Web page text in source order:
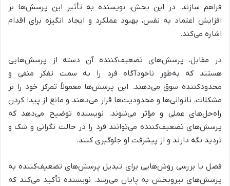
فراهم سازند. در این بخش، نویسنده به تأثیر این پرسش‌ها بر
افزایش اعتماد به نفس، بهبود عملکرد و ایجاد انگیزه برای اقدام
اشاره می‌کند.
در مقابل، پرسش‌های تضعیف‌کننده آن دسته از پرسش‌هایی
هستند که به‌طور ناخودآگاه فرد را به سمت تفکر منفی و
محدودکننده سوق می‌دهند. این پرسش‌ها معمولاً تمرکز خود را بر
مشکلات، ناتوانی‌ها و محدودیت‌ها قرار می‌دهند و مانع از پیدا کردن
راه‌حل‌های عملی و مؤثر می‌شوند. نویسنده توضیح می‌دهد که
پرسش‌های تضعیف‌کننده می‌توانند فرد را در حالت نگرانی و شک و
تردید نگه دارند و از پیشرفت او جلوگیری کنند.
فصل با بررسی روش‌هایی برای تبدیل پرسش‌های تضعیف‌کننده به
پرسش‌های نیروبخش به پایان می‌رسد. نویسنده تأکید می‌کند که